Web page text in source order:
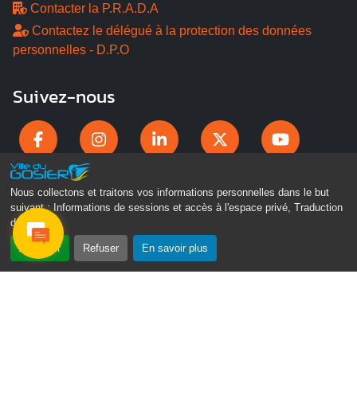
Nous collectons et traitons vos informations personnelles dans le but
suivant :
Informations de sessions et accès à l'espace privé, Traduction
des pages .
Accepter Refuser En savoir plus
Contacter la P.R.A.D.A
Contactez le délégué à la protection des données
personnelles - D.P.O
Suivez-nous